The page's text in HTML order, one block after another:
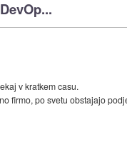
v kratkem casu.
firmo, po svetu obstajajo